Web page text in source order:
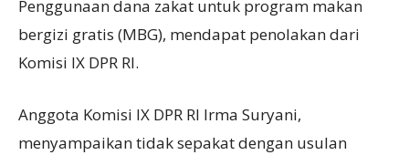
Penggunaan dana zakat untuk program makan
bergizi gratis (MBG), mendapat penolakan dari
Komisi IX DPR RI.
Anggota Komisi IX DPR RI Irma Suryani,
menyampaikan tidak sepakat dengan usulan